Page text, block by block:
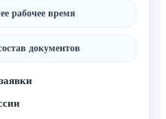
рабочее время
документов